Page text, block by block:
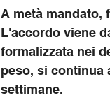
A metà mandato,
L'accordo viene
formalizzata nei
peso, si continua
settimane.